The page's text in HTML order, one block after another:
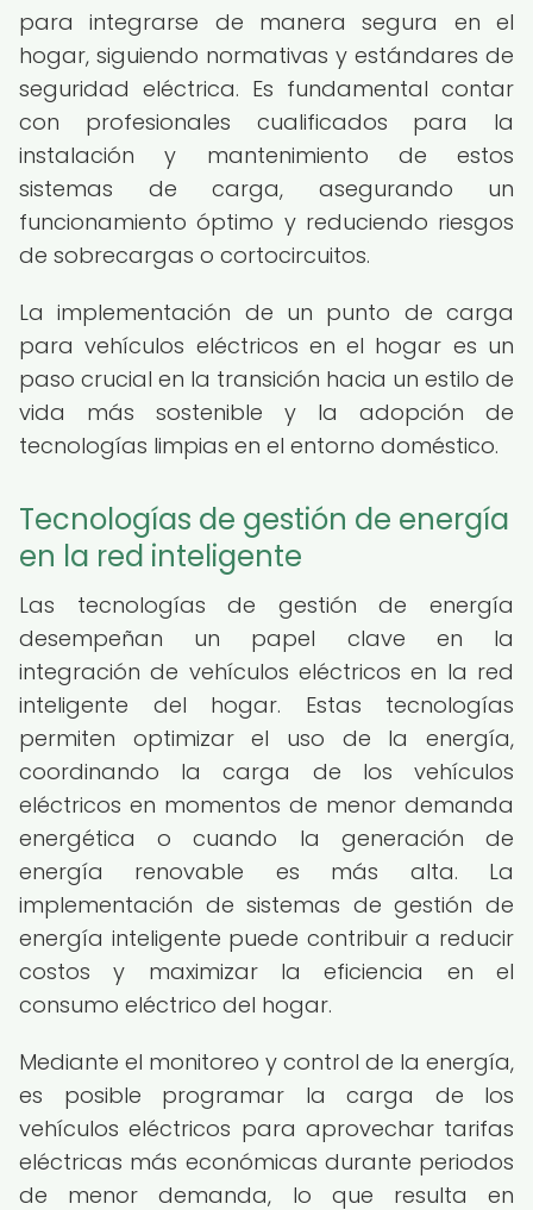
para integrarse de manera segura en el
hogar, siguiendo normativas y estándares de
seguridad eléctrica. Es fundamental contar
con profesionales cualificados para la
instalación y mantenimiento de estos
sistemas de carga, asegurando un
funcionamiento óptimo y reduciendo riesgos
de sobrecargas o cortocircuitos.
La implementación de un punto de carga
para vehículos eléctricos en el hogar es un
paso crucial en la transición hacia un estilo de
vida más sostenible y la adopción de
tecnologías limpias en el entorno doméstico.
Tecnologías de gestión de energía
en la red inteligente
Las tecnologías de gestión de energía
desempeñan un papel clave en la
integración de vehículos eléctricos en la red
inteligente del hogar. Estas tecnologías
permiten optimizar el uso de la energía,
coordinando la carga de los vehículos
eléctricos en momentos de menor demanda
energética o cuando la generación de
energía renovable es más alta. La
implementación de sistemas de gestión de
energía inteligente puede contribuir a reducir
costos y maximizar la eficiencia en el
consumo eléctrico del hogar.
Mediante el monitoreo y control de la energía,
es posible programar la carga de los
vehículos eléctricos para aprovechar tarifas
eléctricas más económicas durante periodos
de menor demanda, lo que resulta en